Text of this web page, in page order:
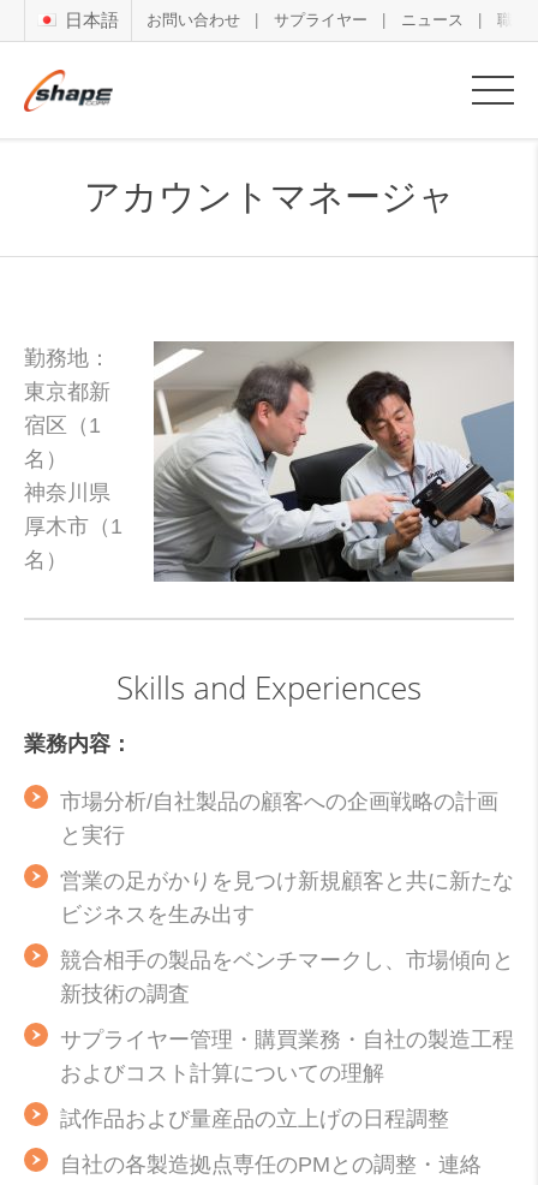
日本語 お問い合わせ サプライヤー ニュース 職務
アカウントマネージャ
勤務地：
東京都新
宿区（1
名）
神奈川県
厚木市（1
名）
Skills and Experiences
業務内容：
市場分析/自社製品の顧客への企画戦略の計画
と実行
営業の足がかりを見つけ新規顧客と共に新たな
ビジネスを生み出す
競合相手の製品をベンチマークし、市場傾向と
新技術の調査
サプライヤー管理・購買業務・自社の製造工程
およびコスト計算についての理解
試作品および量産品の立上げの日程調整
自社の各製造拠点専任のPMとの調整・連絡